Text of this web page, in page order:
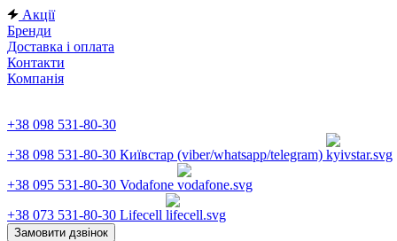
Акції
Бренди
Доставка і оплата
Контакти
Компанія
+38 098 531-80-30
+38 098 531-80-30 Київстар (viber/whatsapp/telegram)
+38 095 531-80-30 Vodafone
+38 073 531-80-30 Lifecell
Замовити дзвінок